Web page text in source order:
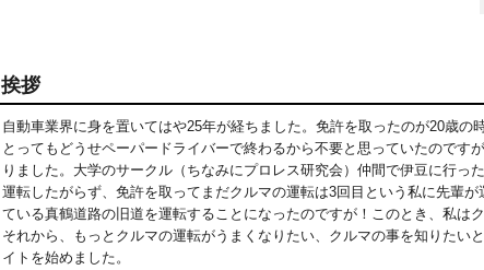
挨拶
自動車業界に身を置いてはや25年が経ちました。免許を取ったのが20歳の
とってもどうせペーパードライバーで終わるから不要と思っていたのです
りました。大学のサークル（ちなみにプロレス研究会）仲間で伊豆に行っ
運転したがらず、免許を取ってまだクルマの運転は3回目という私に先輩
ている真鶴道路の旧道を運転することになったのですが！このとき、私は
それから、もっとクルマの運転がうまくなりたい、クルマの事を知りたい
イトを始めました。